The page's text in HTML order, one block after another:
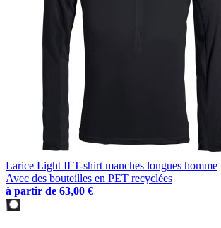
Larice Light II T-shirt manches longues homme
Avec des bouteilles en PET recyclées
à partir de 63,00 €